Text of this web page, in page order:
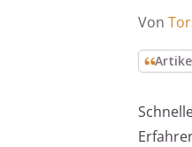
Von